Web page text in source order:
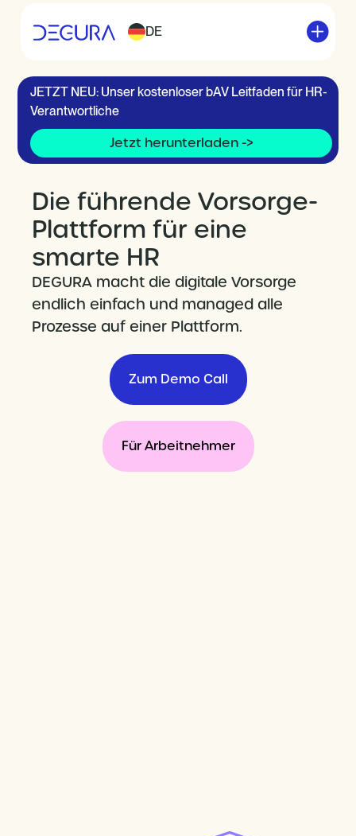
DE
JETZT NEU: Unser kostenloser bAV Leitfaden für HR-
Verantwortliche
Jetzt herunterladen ->
Die führende Vorsorge-
Plattform für eine
smarte HR
DEGURA macht die digitale Vorsorge
endlich einfach und managed alle
Prozesse auf einer Plattform.
Zum Demo Call
Für Arbeitnehmer